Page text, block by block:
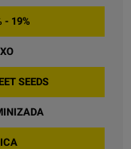
- 19%
SEEDS